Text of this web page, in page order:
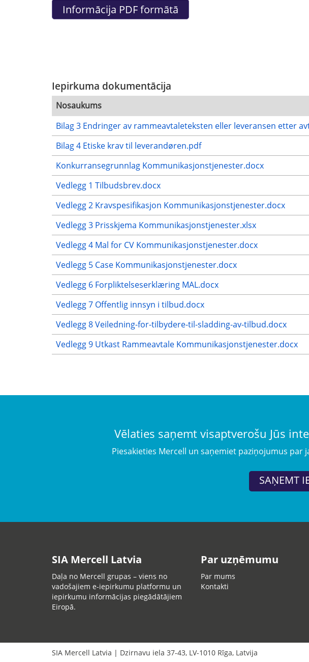
Iepirkuma dokumentācija
Nosaukums
Bilag 3 Endringer av rammeavtaleteksten eller leveransen etter
Bilag 4 Etiske krav til leverandøren.pdf
Konkurransegrunnlag Kommunikasjonstjenester.docx
Vedlegg 1 Tilbudsbrev.docx
Vedlegg 2 Kravspesifikasjon Kommunikasjonstjenester.docx
Vedlegg 3 Prisskjema Kommunikasjonstjenester.xlsx
Vedlegg 4 Mal for CV Kommunikasjonstjenester.docx
Vedlegg 5 Case Kommunikasjonstjenester.docx
Vedlegg 6 Forpliktelseserklæring MAL.docx
Vedlegg 7 Offentlig innsyn i tilbud.docx
Vedlegg 8 Veiledning-for-tilbydere-til-sladding-av-tilbud.docx
Vedlegg 9 Utkast Rammeavtale Kommunikasjonstjenester.docx
Vēlaties saņemt visaptverošu Jūs
Piesakieties Mercell un saņemiet paziņojumus par
SAŅEMT
SIA Mercell Latvia
Daļa no Mercell grupas – viens no
vadošajiem e-iepirkumu platformu un
iepirkumu informācijas piegādātājiem
Eiropā.
Par uzņēmumu
Par mums
Kontakti
SIA Mercell Latvia | Dzirnavu iela 37-43, LV-1010 Rīga, Latvija